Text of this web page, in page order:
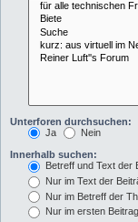
Unterforen durchsuchen:
Ja
Nein
Innerhalb suchen:
Betreff und Text der
Nur im Text der
Nur im Betreff der
Nur im ersten